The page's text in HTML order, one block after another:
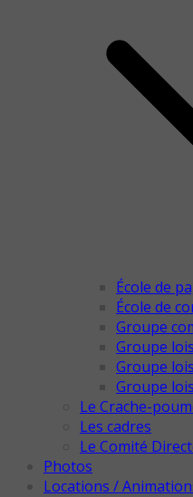
École de
École de
Groupe
Groupe
Groupe
Groupe
Le Crache-
Les cadres
Le Comité
Photos
Locations /